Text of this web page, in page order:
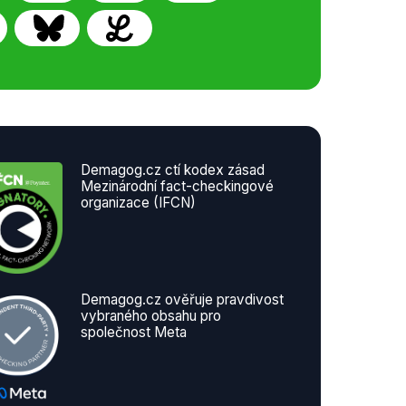
Demagog.cz ctí kodex zásad
Mezinárodní fact-checkingové
organizace (IFCN)
Demagog.cz ověřuje pravdivost
vybraného obsahu pro
společnost Meta